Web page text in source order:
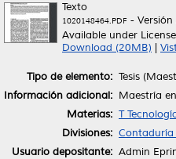
Texto
1020148464.PDF -
Available under License
Download (20MB)
Tipo de elemento: Tesis
Información adicional: Maestría
Materias: T
Divisiones: Contaduría
Usuario depositante: Admin